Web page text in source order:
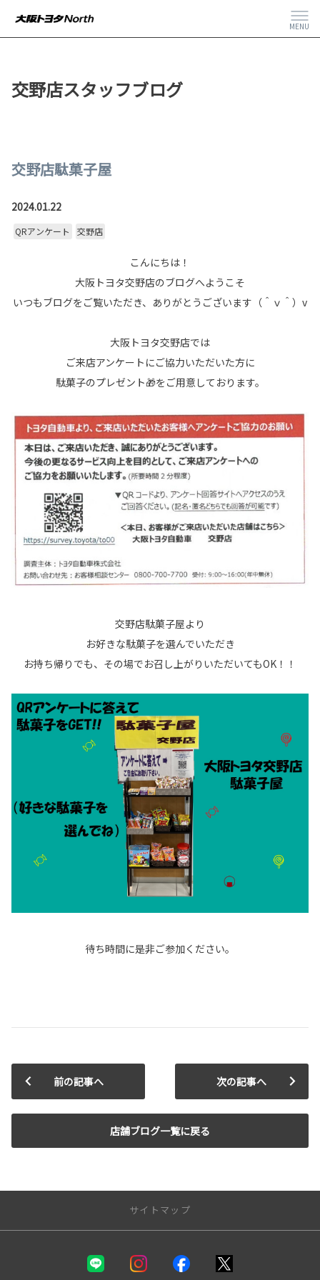
MENU
交野店スタッフブログ
交野店駄菓子屋
2024.01.22
QRアンケート 交野店
こんにちは！
大阪トヨタ交野店のブログへようこそ
いつもブログをご覧いただき、ありがとうございます（＾ｖ＾）v
大阪トヨタ交野店では
ご来店アンケートにご協力いただいた方に
駄菓子のプレゼント🎁をご用意しております。
交野店駄菓子屋より
お好きな駄菓子を選んでいただき
お持ち帰りでも、その場でお召し上がりいただいてもOK！！
待ち時間に是非ご参加ください。
前の記事へ
店舗ブログ一覧に戻る
次の記事へ
サイトマップ